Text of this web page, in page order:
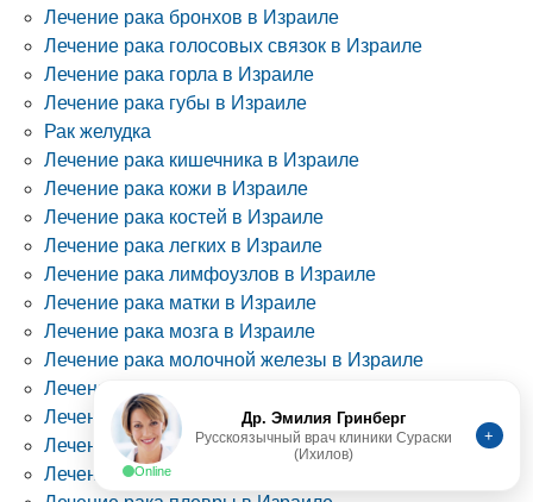
Лечение рака бронхов в Израиле
Лечение рака голосовых связок в Израиле
Лечение рака горла в Израиле
Лечение рака губы в Израиле
Рак желудка
Лечение рака кишечника в Израиле
Лечение рака кожи в Израиле
Лечение рака костей в Израиле
Лечение рака легких в Израиле
Лечение рака лимфоузлов в Израиле
Лечение рака матки в Израиле
Лечение рака мозга в Израиле
Лечение рака молочной железы в Израиле
Лечение рака мочевого пузыря в Израиле
Лечение рака надпочечников в Израиле
Лечение рака носоглотки в Израиле
Лечение рака печени в Израиле
Online
Русскоязычный врач клиники Сураски
(Ихилов)
+